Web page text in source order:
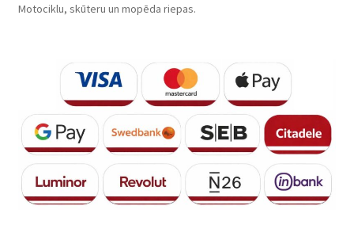
Motociklu, skūteru un mopēda riepas.